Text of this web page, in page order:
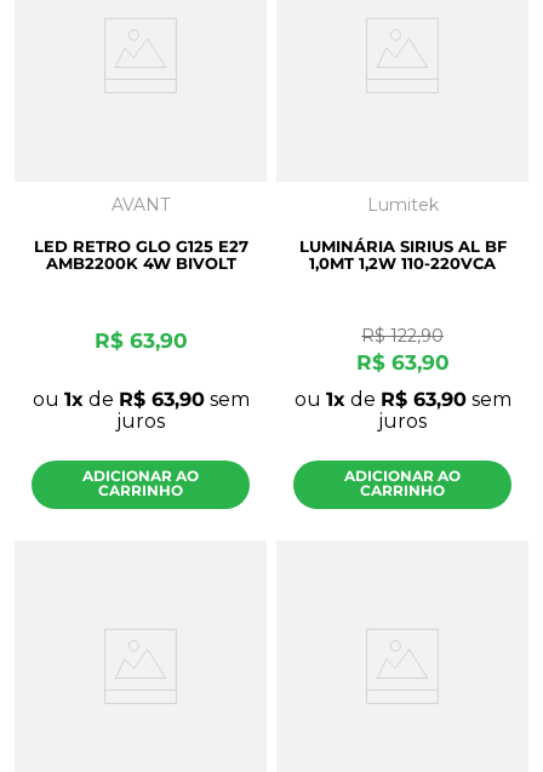
AVANT
LED RETRO GLO G125 E27
AMB2200K 4W BIVOLT
R$ 63,90
ou 1 de R$ 63,90sem
juros
ADICIONAR AO
CARRINHO
Lumitek
LUMINÁRIA SIRIUS AL BF
1,0MT 1,2W 110-220VCA
R$ 122,90
R$ 63,90
ou 1 de R$ 63,90sem
juros
ADICIONAR AO
CARRINHO